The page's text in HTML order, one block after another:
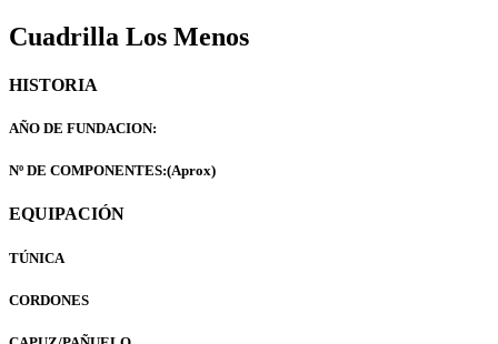
Cuadrilla Los Menos
HISTORIA
AÑO DE FUNDACION:
Nº DE COMPONENTES:(Aprox)
EQUIPACIÓN
TÚNICA
CORDONES